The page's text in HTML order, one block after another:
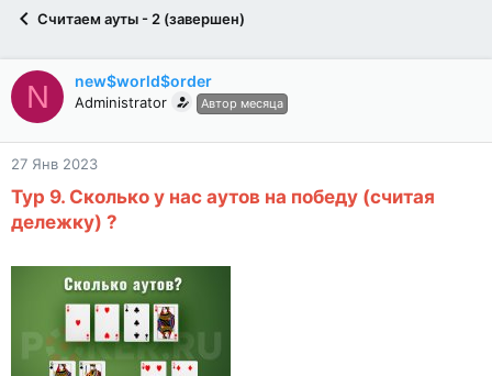
Считаем ауты - 2 (завершен)
N new$world$order
Administrator Автор месяца
27 Янв 2023
Тур 9. Сколько у нас аутов на победу (считая
дележку) ?